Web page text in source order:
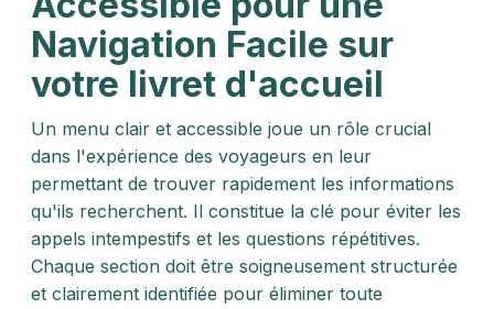
Navigation Facile sur
votre livret d'accueil
Un menu clair et accessible joue un rôle crucial
dans l'expérience des voyageurs en leur
permettant de trouver rapidement les informations
qu'ils recherchent. Il constitue la clé pour éviter les
appels intempestifs et les questions répétitives.
Chaque section doit être soigneusement structurée
et clairement identifiée pour éliminer toute